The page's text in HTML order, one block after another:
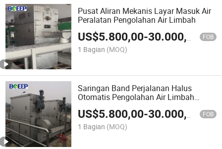
Pusat Aliran Mekanis Layar Masuk Air
Peralatan Pengolahan Air Limbah
US$5.800,00-30.000,00 FOB
1 Bagian (MOQ)
Saringan Band Perjalanan Halus
Otomatis Pengolahan Air Limbah
Industri
US$5.800,00-30.000,00 FOB
1 Bagian (MOQ)